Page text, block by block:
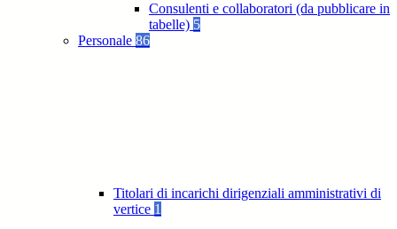
Consulenti e collaboratori (da pubblicare in
tabelle) 5
Personale 86
Titolari di incarichi dirigenziali amministrativi di
vertice 1